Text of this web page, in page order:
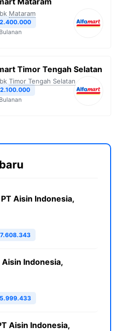
Mataram
Bulanan
Timor Tengah Selatan
Timor Tengah Selatan
Bulanan
Aisin Indonesia,
Indonesia,
Aisin Indonesia,